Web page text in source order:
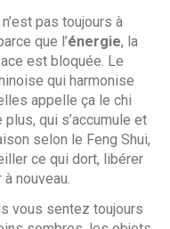
pas toujours à
que l’énergie, la
est bloquée. Le
qui harmonise
appelle ça le chi
qui s’accumule et
selon le Feng Shui,
ce qui dort, libérer
nouveau.
vous sentez toujours